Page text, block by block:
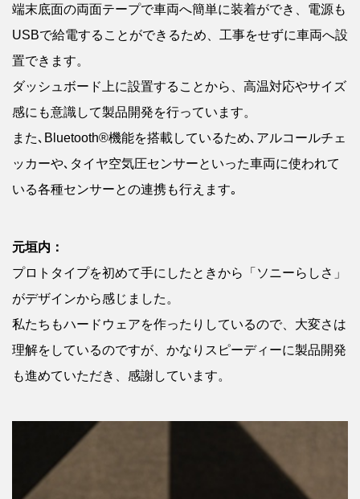
端末底面の両面テープで車両へ簡単に装着ができ、電源も
USBで給電することができるため、工事をせずに車両へ設
置できます。
ダッシュボード上に設置することから、高温対応やサイズ
感にも意識して製品開発を行っています。
また､Bluetooth®機能を搭載しているため､アルコールチェ
ッカーや､タイヤ空気圧センサーといった車両に使われて
いる各種センサーとの連携も行えます｡
元垣内：
プロトタイプを初めて手にしたときから「ソニーらしさ」
がデザインから感じました。
私たちもハードウェアを作ったりしているので、大変さは
理解をしているのですが、かなりスピーディーに製品開発
も進めていただき、感謝しています。